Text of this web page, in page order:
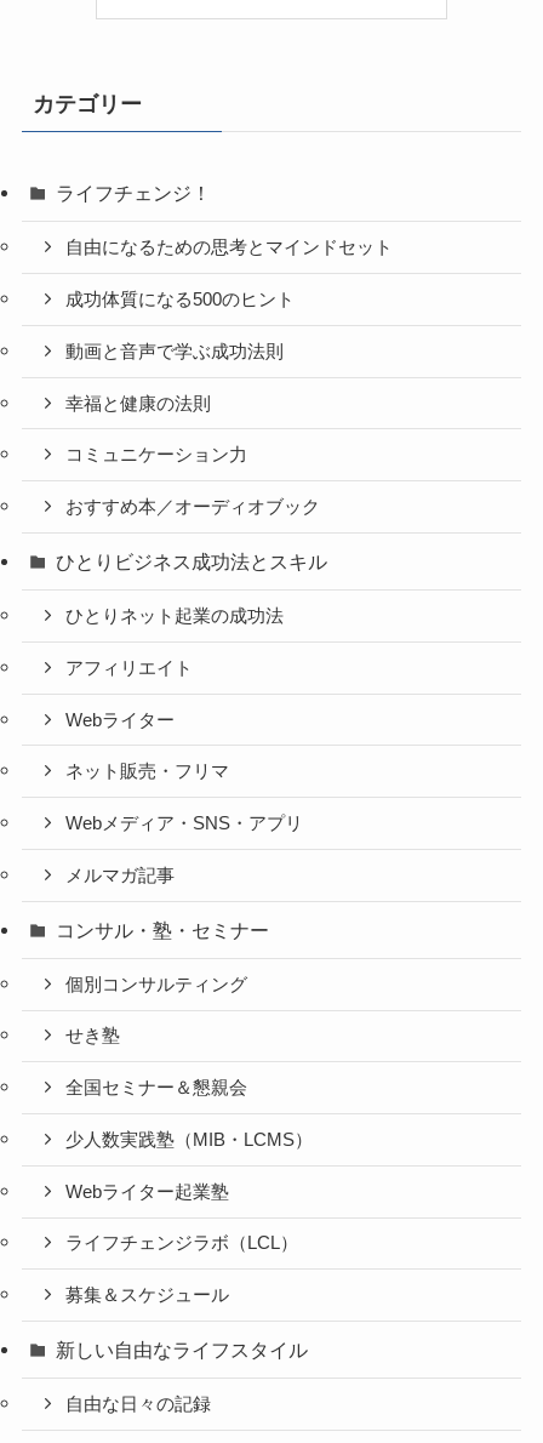
カテゴリー
ライフチェンジ！
自由になるための思考とマインドセット
成功体質になる500のヒント
動画と音声で学ぶ成功法則
幸福と健康の法則
コミュニケーション力
おすすめ本／オーディオブック
ひとりビジネス成功法とスキル
ひとりネット起業の成功法
アフィリエイト
Webライター
ネット販売・フリマ
Webメディア・SNS・アプリ
メルマガ記事
コンサル・塾・セミナー
個別コンサルティング
せき塾
全国セミナー＆懇親会
少人数実践塾（MIB・LCMS）
Webライター起業塾
ライフチェンジラボ（LCL）
募集＆スケジュール
新しい自由なライフスタイル
自由な日々の記録